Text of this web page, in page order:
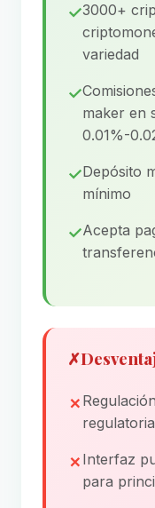
3000+
variedad
maker en
0.01%-
Depósito
mínimo
Acepta
✗
regulatoria
Interfaz
para